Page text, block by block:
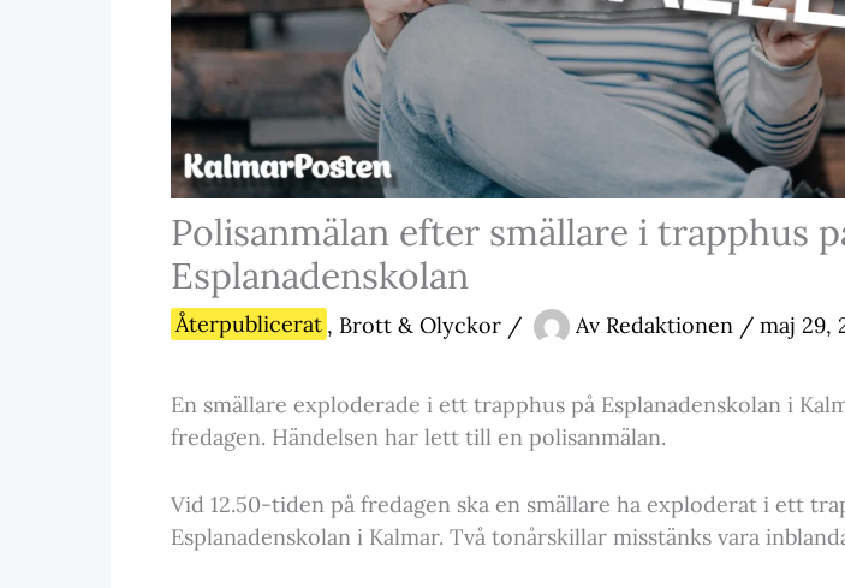
Polisanmälan efter smällare i trapphus
Esplanadenskolan
Återpublicerat , Brott & Olyckor / Av Redaktionen / maj 29,
En smällare exploderade i ett trapphus på Esplanadenskolan i
fredagen. Händelsen har lett till en polisanmälan.
Vid 12.50-tiden på fredagen ska en smällare ha exploderat i ett
Esplanadenskolan i Kalmar. Två tonårskillar misstänks vara